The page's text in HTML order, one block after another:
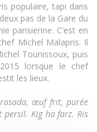
populaire, tapi dans
pas de la Gare du
parisienne. C’est en
Michel Malapris. Il
Tounissoux, puis
lorsque le chef
les lieux.
œuf frit, purée
persil. Kig ha farz. Ris